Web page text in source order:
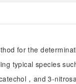
for the
typical species
，and 3-